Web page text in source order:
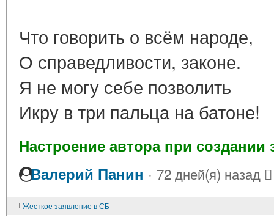
Что говорить о всём народе,
О справедливости, законе.
Я не могу себе позволить
Икру в три пальца на батоне!
Настроение автора при создании
Валерий Панин · 72 дней(я) назад
Жесткое заявление в СБ